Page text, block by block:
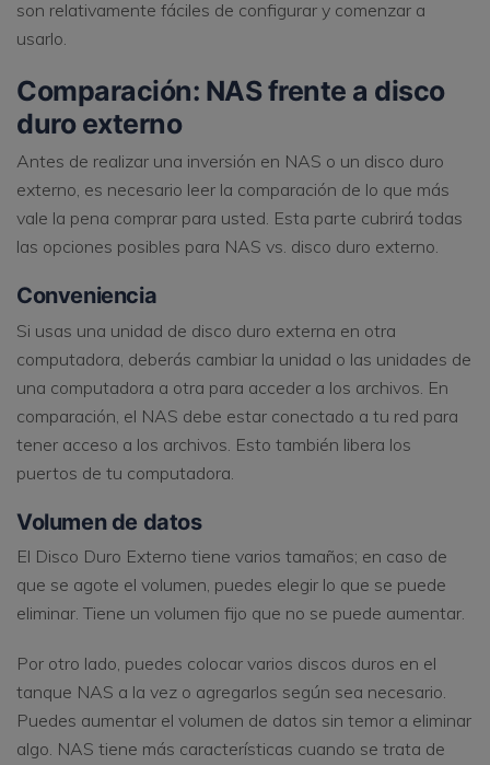
son relativamente fáciles de configurar y comenzar a
usarlo.
Comparación: NAS frente a disco
duro externo
Antes de realizar una inversión en NAS o un disco duro
externo, es necesario leer la comparación de lo que más
vale la pena comprar para usted. Esta parte cubrirá todas
las opciones posibles para NAS vs. disco duro externo.
Conveniencia
Si usas una unidad de disco duro externa en otra
computadora, deberás cambiar la unidad o las unidades de
una computadora a otra para acceder a los archivos. En
comparación, el NAS debe estar conectado a tu red para
tener acceso a los archivos. Esto también libera los
puertos de tu computadora.
Volumen de datos
El Disco Duro Externo tiene varios tamaños; en caso de
que se agote el volumen, puedes elegir lo que se puede
eliminar. Tiene un volumen fijo que no se puede aumentar.
Por otro lado, puedes colocar varios discos duros en el
tanque NAS a la vez o agregarlos según sea necesario.
Puedes aumentar el volumen de datos sin temor a eliminar
algo. NAS tiene más características cuando se trata de